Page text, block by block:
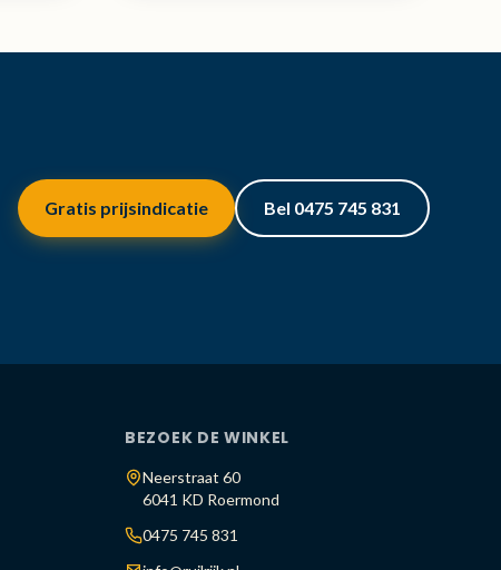
Gratis prijsindicatie Bel 0475 745 831
BEZOEK DE WINKEL
Neerstraat 60
6041 KD Roermond
0475 745 831